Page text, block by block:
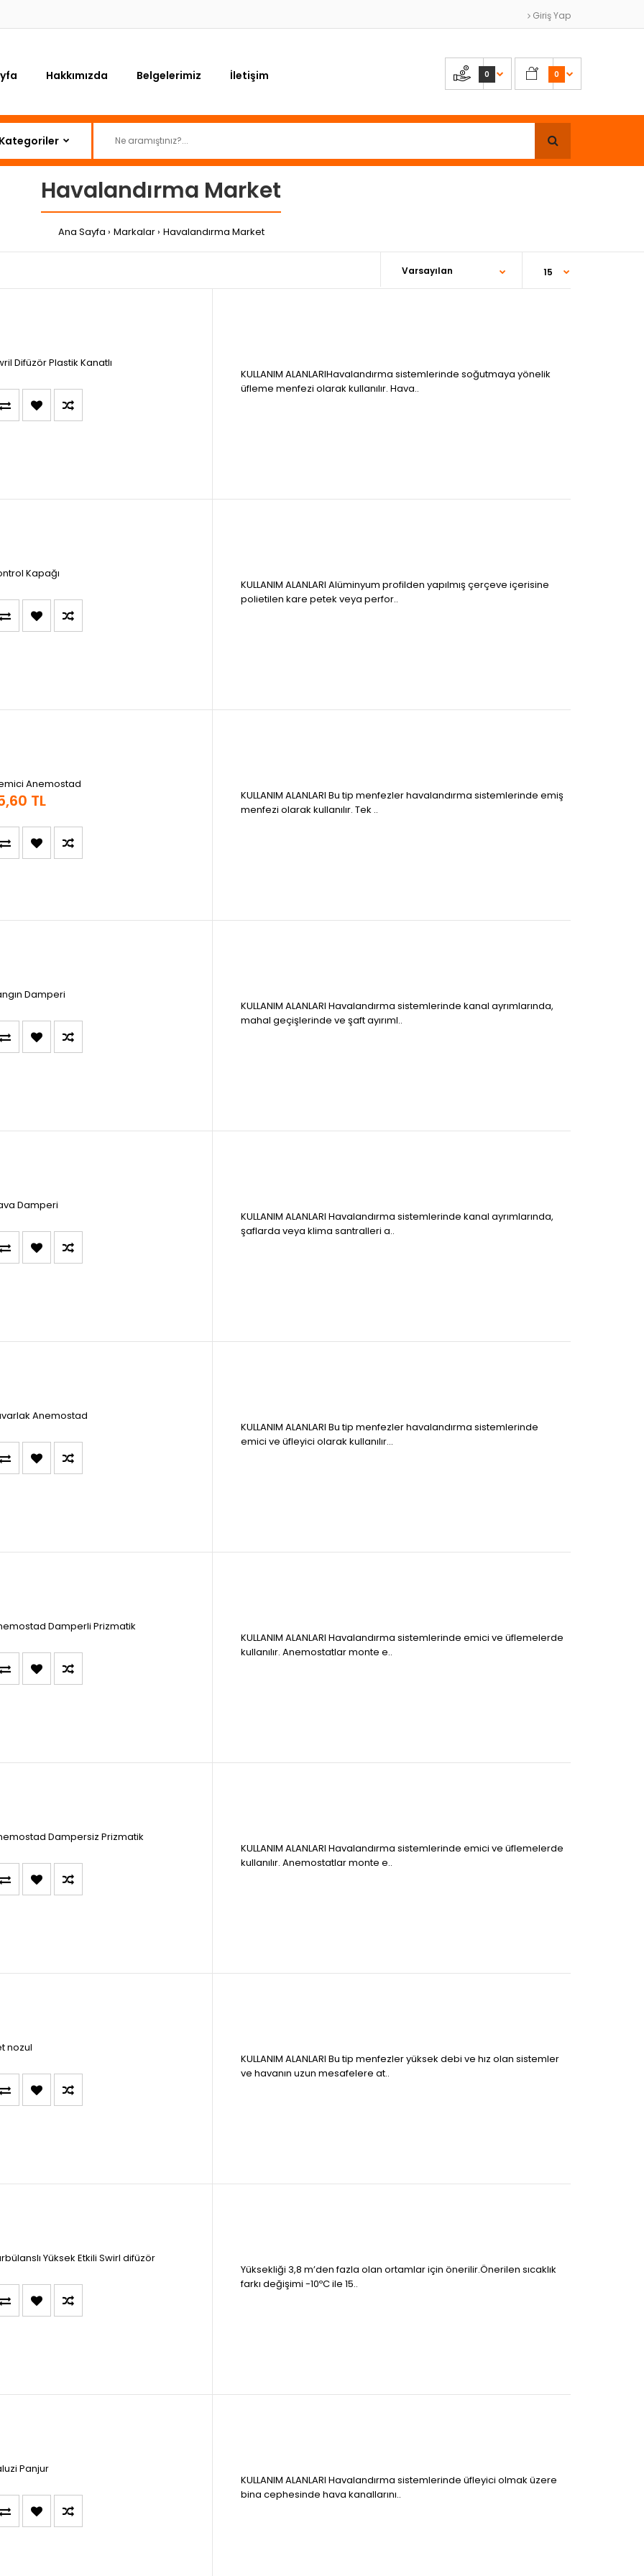
Giriş Yap
Hakkımızda Belgelerimiz İletişim 0 0
Havalandırma Market
Ana Sayfa Markalar Havalandırma Market
Difüzör Plastik Kanatlı
KULLANIM ALANLARIHavalandırma sistemlerinde soğutmaya yönelik
üfleme menfezi olarak kullanılır. Hava..
Kapağı
KULLANIM ALANLARI Alüminyum profilden yapılmış çerçeve içerisine
polietilen kare petek veya perfor..
Anemostad
TL
KULLANIM ALANLARI Bu tip menfezler havalandırma sistemlerinde emiş
menfezi olarak kullanılır. Tek ..
Damperi
KULLANIM ALANLARI Havalandırma sistemlerinde kanal ayrımlarında,
mahal geçişlerinde ve şaft ayırıml..
Damperi
KULLANIM ALANLARI Havalandırma sistemlerinde kanal ayrımlarında,
şaflarda veya klima santralleri a..
Anemostad
KULLANIM ALANLARI Bu tip menfezler havalandırma sistemlerinde
emici ve üfleyici olarak kullanılır...
Damperli Prizmatik
KULLANIM ALANLARI Havalandırma sistemlerinde emici ve üflemelerde
kullanılır. Anemostatlar monte e..
Dampersiz Prizmatik
KULLANIM ALANLARI Havalandırma sistemlerinde emici ve üflemelerde
kullanılır. Anemostatlar monte e..
nozul
KULLANIM ALANLARI Bu tip menfezler yüksek debi ve hız olan sistemler
ve havanın uzun mesafelere at..
Yüksek Etkili Swirl difüzör
Yüksekliği 3,8 m’den fazla olan ortamlar için önerilir.Önerilen sıcaklık
farkı değişimi -10ºC ile 15..
Panjur
KULLANIM ALANLARI Havalandırma sistemlerinde üfleyici olmak üzere
bina cephesinde hava kanallarını..